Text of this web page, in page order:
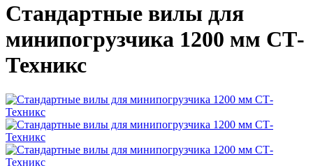
Стандартные вилы для
минипогрузчика 1200 мм СТ-
Техникс